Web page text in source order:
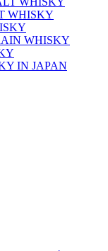
WHISKY
WHISKY
IN JAPAN